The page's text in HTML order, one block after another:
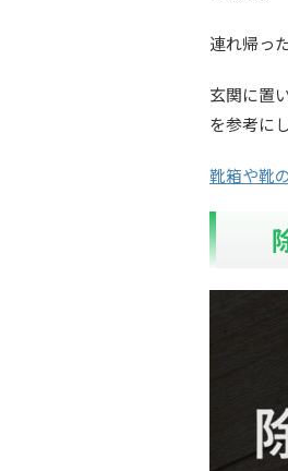
連れ帰っ
玄関に置
を参考に
靴箱や靴